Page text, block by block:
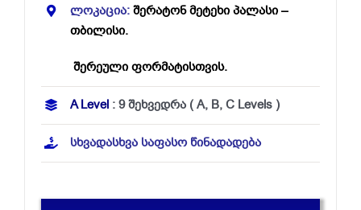
ლოკაცია: შერატონ მეტეხი პალასი –
თბილისი.
შერეული ფორმატისთვის.
A Level : 9შეხვედრა ( A, B, C Levels )
სხვადასხვა საფასო წინადადება